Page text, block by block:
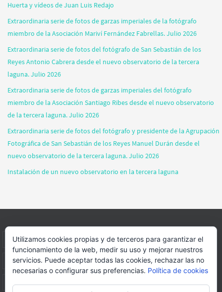
Huerta y vídeos de Juan Luis Redajo
Extraordinaria serie de fotos de garzas imperiales de la fotógrafo
miembro de la Asociación Mariví Fernández Fabrellas. Julio 2026
Extraordinaria serie de fotos del fotógrafo de San Sebastián de los
Reyes Antonio Cabrera desde el nuevo observatorio de la tercera
laguna. Julio 2026
Extraordinaria serie de fotos de garzas imperiales del fotógrafo
miembro de la Asociación Santiago Ribes desde el nuevo observatorio
de la tercera laguna. Julio 2026
Extraordinaria serie de fotos del fotógrafo y presidente de la Agrupación
Fotográfica de San Sebastián de los Reyes Manuel Durán desde el
nuevo observatorio de la tercera laguna. Julio 2026
Instalación de un nuevo observatorio en la tercera laguna
INICIO INFORMACIÓN ASOCIACION SUS HABITANTES
FOTOS VIDEOS BLOG PATROCINADORES DONACIONES
Utilizamos cookies propias y de terceros para garantizar el
funcionamiento de la web, medir su uso y mejorar nuestros
servicios. Puede aceptar todas las cookies, rechazar las no
necesarias o configurar sus preferencias. Política de cookies